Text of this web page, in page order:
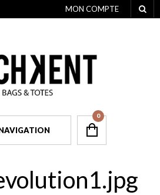
MON COMPTE
0